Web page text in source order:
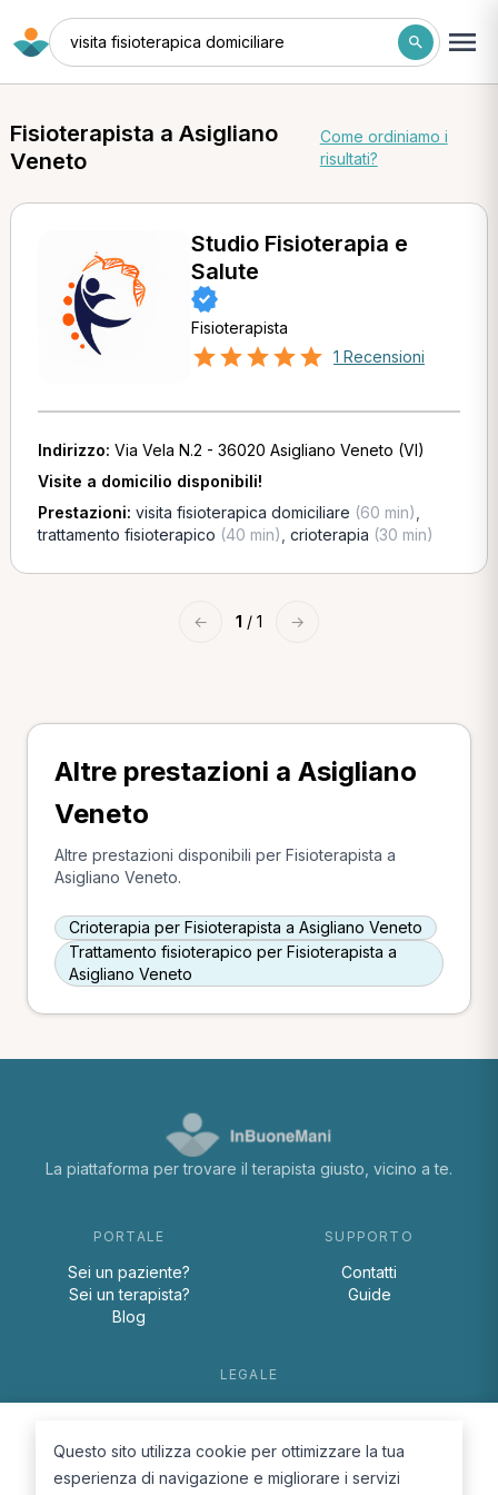
visita fisioterapica domiciliare
Fisioterapista a Asigliano
Veneto
Come ordiniamo i
risultati?
Studio Fisioterapia e
Salute
Fisioterapista
1 Recensioni
Indirizzo: Via Vela N.2 - 36020 Asigliano Veneto (VI)
Visite a domicilio disponibili!
Prestazioni: visita fisioterapica domiciliare (60 min)
trattamento fisioterapico (40 min) crioterapia (30 min)
← 1 / 1 →
Altre prestazioni a Asigliano
Veneto
Altre prestazioni disponibili per Fisioterapista a
Asigliano Veneto.
Crioterapia per Fisioterapista a Asigliano Veneto
Trattamento fisioterapico per Fisioterapista a
Asigliano Veneto
La piattaforma per trovare il terapista giusto, vicino a te.
PORTALE
Sei un paziente?
Sei un terapista?
Blog
SUPPORTO
Contatti
Guide
LEGALE
Cookie Policy
Questo sito utilizza cookie per ottimizzare la tua
esperienza di navigazione e migliorare i servizi